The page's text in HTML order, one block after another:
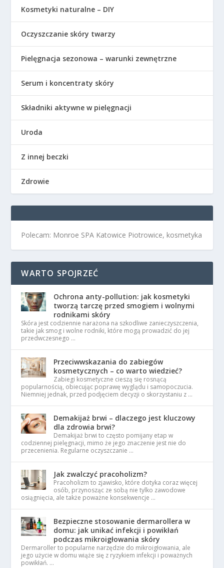
Kosmetyki naturalne – DIY
Oczyszczanie skóry twarzy
Pielęgnacja sezonowa – warunki zewnętrzne
Serum i koncentraty skóry
Składniki aktywne w pielęgnacji
Uroda
Z innej beczki
Zdrowie
Polecam: Monroe SPA Katowice Piotrowice, kosmetyka
WARTO SPOJRZEĆ
Ochrona anty-pollution: jak kosmetyki
tworzą tarczę przed smogiem i wolnymi
rodnikami skóry
Skóra jest codziennie narażona na szkodliwe zanieczyszczenia,
takie jak smog i wolne rodniki, które mogą prowadzić do jej
przedwczesnego …
Przeciwwskazania do zabiegów
kosmetycznych – co warto wiedzieć?
Zabiegi kosmetyczne cieszą się rosnącą
popularnością, obiecując poprawę wyglądu i samopoczucia.
Niemniej jednak, przed podjęciem decyzji o skorzystaniu z …
Demakijaż brwi – dlaczego jest kluczowy
dla zdrowia brwi?
Demakijaż brwi to często pomijany etap w
codziennej pielęgnacji, mimo że jego znaczenie jest nie do
przecenienia. Regularne oczyszczanie …
Jak zwalczyć pracoholizm?
Pracoholizm to zjawisko, które dotyka coraz więcej
osób, przynosząc ze sobą nie tylko zawodowe
osiągnięcia, ale także poważne konsekwencje …
Bezpieczne stosowanie dermarollera w
domu: jak unikać infekcji i powikłań
podczas mikroigłowania skóry
Dermaroller to popularne narzędzie do mikroigłowania, ale
jego użycie w domu wiąże się z ryzykiem infekcji i poważnych
powikłań. …